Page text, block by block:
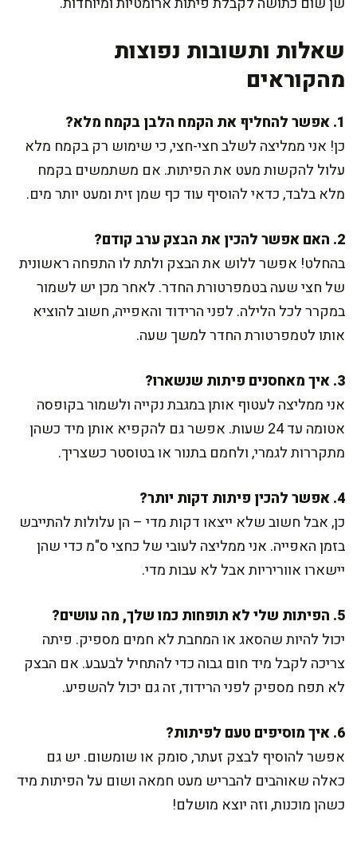
שאלות ותשובות נפוצות
מהקוראים
1. אפשר להחליף את הקמח הלבן בקמח מלא?
כן! אני ממליצה לשלב חצי-חצי, כי שימוש רק בקמח מלא
עלול להקשות מעט את הפיתות. אם משתמשים בקמח
מלא בלבד, כדאי להוסיף עוד כף שמן זית ומעט יותר מים.
2. האם אפשר להכין את הבצק ערב קודם?
בהחלט! אפשר ללוש את הבצק ולתת לו התפחה ראשונית
של חצי שעה בטמפרטורת החדר. לאחר מכן יש לשמור
במקרר לכל הלילה. לפני הרידוד והאפייה, חשוב להוציא
אותו לטמפרטורת החדר למשך שעה.
3. איך מאחסנים פיתות שנשארו?
אני ממליצה לעטוף אותן במגבת נקייה ולשמור בקופסה
אטומה עד 24 שעות. אפשר גם להקפיא אותן מיד כשהן
מתקררות לגמרי, ולחמם בתנור או בטוסטר כשצריך.
4. אפשר להכין פיתות דקות יותר?
כן, אבל חשוב שלא ייצאו דקות מדי – הן עלולות להתייבש
בזמן האפייה. אני ממליצה לעובי של כחצי ס"מ כדי שהן
יישארו אווריריות אבל לא עבות מדי.
5. הפיתות שלי לא תופחות כמו שלך, מה עושים?
יכול להיות שהסאג או המחבת לא חמים מספיק. פיתה
צריכה לקבל מיד חום גבוה כדי להתחיל לבעבע. אם הבצק
לא תפח מספיק לפני הרידוד, זה גם יכול להשפיע.
6. איך מוסיפים טעם לפיתות?
אפשר להוסיף לבצק זעתר, סומק או שומשום. יש גם
כאלה שאוהבים להבריש מעט חמאה ושום על הפיתות מיד
כשהן מוכנות, וזה יוצא מושלם!